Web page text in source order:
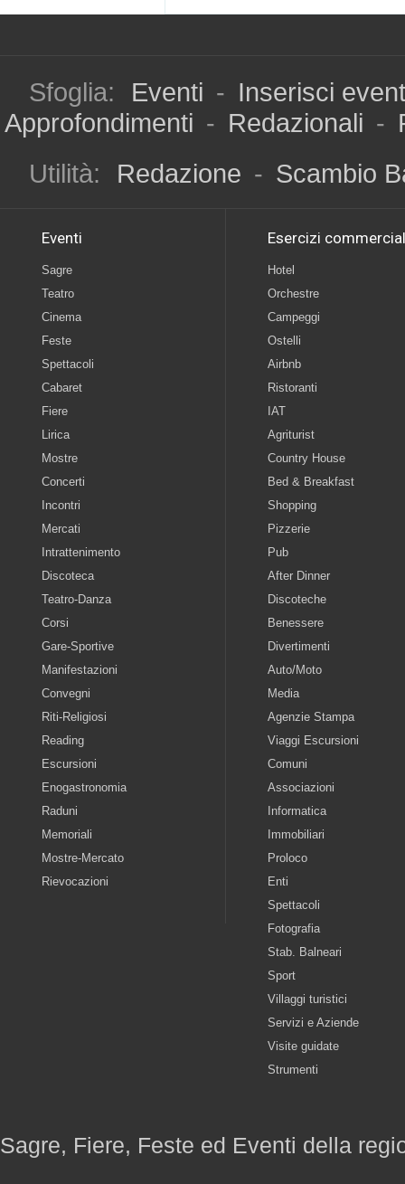
Sfoglia: Eventi - Inserisci
Approfondimenti - Redazionali -
Utilità:
Redazione - Scambio
Eventi
Sagre
Teatro
Cinema
Feste
Spettacoli
Cabaret
Fiere
Lirica
Mostre
Concerti
Incontri
Mercati
Intrattenimento
Discoteca
Teatro-Danza
Corsi
Gare-Sportive
Manifestazioni
Convegni
Riti-Religiosi
Reading
Escursioni
Enogastronomia
Raduni
Memoriali
Mostre-Mercato
Rievocazioni
Esercizi
Hotel
Orchestre
Campeggi
Ostelli
Airbnb
Ristoranti
IAT
Agriturist
Country House
Bed & Breakfast
Shopping
Pizzerie
Pub
After Dinner
Discoteche
Benessere
Divertimenti
Auto/Moto
Media
Agenzie Stampa
Viaggi Escursioni
Comuni
Associazioni
Informatica
Immobiliari
Proloco
Enti
Spettacoli
Fotografia
Stab. Balneari
Sport
Villaggi turistici
Servizi e Aziende
Visite guidate
Strumenti
Sagre, Fiere, Feste ed Eventi della